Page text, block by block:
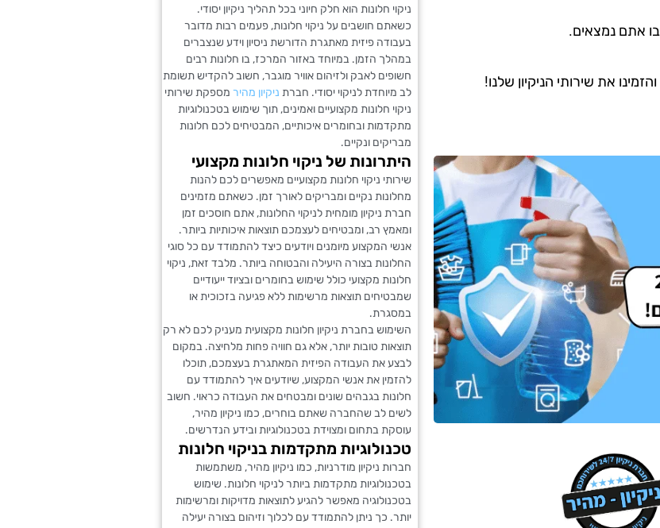
אתם נמצאים.
את שירותי הניקיון שלנו!
ניקוי חלונות הוא חלק חיוני בכל תהליך ניקיון יסודי.
כשאתם חושבים על ניקוי חלונות, פעמים רבות מדובר
בעבודה פיזית מאתגרת הדורשת ניסיון וידע שנצברים
במהלך הזמן. במיוחד באזור המרכז, בו חלונות רבים
חשופים לאבק ולזיהום אוויר מוגבר, חשוב להקדיש תשומת
לב מיוחדת לניקוי יסודי. חברת ניקיון מהיר מספקת שירותי
ניקוי חלונות מקצועיים ואמינים, תוך שימוש בטכנולוגיות
מתקדמות ובחומרים איכותיים, המבטיחים לכם חלונות
מבריקים ונקיים.
היתרונות של ניקוי חלונות מקצועי
שירותי ניקוי חלונות מקצועיים מאפשרים לכם להנות
מחלונות נקיים ומבריקים לאורך זמן. כשאתם מזמינים
חברת ניקיון מומחית לניקוי החלונות, אתם חוסכים זמן
ומאמץ רב, ומבטיחים לעצמכם תוצאות איכותיות ביותר.
אנשי המקצוע מיומנים ויודעים כיצד להתמודד עם כל סוגי
החלונות בצורה היעילה והבטוחה ביותר. מלבד זאת, ניקוי
חלונות מקצועי כולל שימוש בחומרים ובציוד ייעודיים
שמבטיחים תוצאות מרשימות ללא פגיעה בזכוכית או
במסגרת.
השימוש בחברת ניקיון חלונות מקצועית מעניק לכם לא רק
תוצאות טובות יותר, אלא גם חוויה פחות מלחיצה. במקום
לבצע את העבודה הפיזית המאתגרת בעצמכם, תוכלו
להזמין את אנשי המקצוע, שיודעים איך להתמודד עם
חלונות בגבהים שונים ומבטחים את העבודה כראוי. חשוב
לשים לב שהחברה שאתם בוחרים, כמו ניקיון מהיר,
עוסקת בתחום ומצוידת בטכנולוגיות ובידע הנדרשים.
טכנולוגיות מתקדמות בניקוי חלונות
חברות ניקיון מודרניות, כמו ניקיון מהיר, משתמשות
בטכנולוגיות מתקדמות ביותר לניקוי חלונות. שימוש
בטכנולוגיה מאפשר להגיע לתוצאות מדויקות ומרשימות
יותר. כך ניתן להתמודד עם לכלוך וזיהום בצורה יעילה